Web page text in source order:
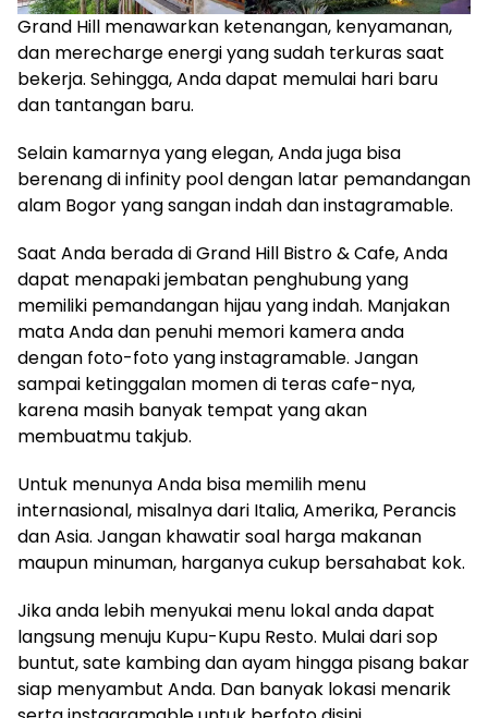
Grand Hill menawarkan ketenangan, kenyamanan,
dan merecharge energi yang sudah terkuras saat
bekerja. Sehingga, Anda dapat memulai hari baru
dan tantangan baru.
Selain kamarnya yang elegan, Anda juga bisa
berenang di infinity pool dengan latar pemandangan
alam Bogor yang sangan indah dan instagramable.
Saat Anda berada di Grand Hill Bistro & Cafe, Anda
dapat menapaki jembatan penghubung yang
memiliki pemandangan hijau yang indah. Manjakan
mata Anda dan penuhi memori kamera anda
dengan foto-foto yang instagramable. Jangan
sampai ketinggalan momen di teras cafe-nya,
karena masih banyak tempat yang akan
membuatmu takjub.
Untuk menunya Anda bisa memilih menu
internasional, misalnya dari Italia, Amerika, Perancis
dan Asia. Jangan khawatir soal harga makanan
maupun minuman, harganya cukup bersahabat kok.
Jika anda lebih menyukai menu lokal anda dapat
langsung menuju Kupu-Kupu Resto. Mulai dari sop
buntut, sate kambing dan ayam hingga pisang bakar
siap menyambut Anda. Dan banyak lokasi menarik